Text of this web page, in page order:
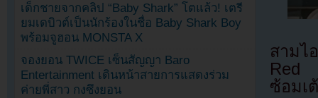
สามไ
Red
ซ้อมเ
เด็กชายจากคลิป “Baby Shark” โตแล้ว! เตรี
ยมเดบิวต์เป็นนักร้องในชื่อ Baby Shark Boy
พร้อมจูฮอน MONSTA X
จองยอน TWICE เซ็นสัญญา Baro
Entertainment เดินหน้าสายการแสดงร่วม
ค่ายพี่สาว กงซึงยอน